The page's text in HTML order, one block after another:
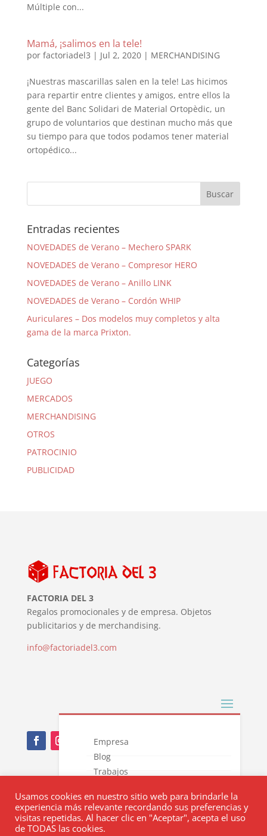
Múltiple con...
Mamá, ¡salimos en la tele!
por factoriadel3 | Jul 2, 2020| MERCHANDISING
¡Nuestras mascarillas salen en la tele! Las hicimos
para repartir entre clientes y amigos, entre ellos la
gente del Banc Solidari de Material Ortopèdic, un
grupo de voluntarios que destinan mucho más que
su tiempo para que todos podamos tener material
ortopédico...
Entradas recientes
NOVEDADES de Verano – Mechero SPARK
NOVEDADES de Verano – Compresor HERO
NOVEDADES de Verano – Anillo LINK
NOVEDADES de Verano – Cordón WHIP
Auriculares – Dos modelos muy completos y alta
gama de la marca Prixton.
Categorías
JUEGO
MERCADOS
MERCHANDISING
OTROS
PATROCINIO
PUBLICIDAD
FACTORIA DEL 3
Regalos promocionales y de empresa. Objetos
publicitarios y de merchandising.
info@factoriadel3.com
Empresa
Blog
Trabajos
Catálogos
Contacto
Nota Legal
Política de privacidad
Política de cookies
Usamos cookies en nuestro sitio web para brindarle la
experiencia más relevante recordando sus preferencias y
visitas repetidas. Al hacer clic en "Aceptar", acepta el uso
de TODAS las cookies.